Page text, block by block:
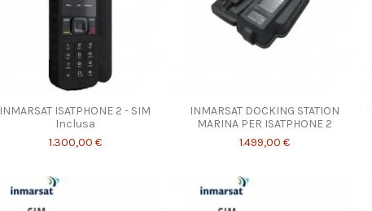
INMARSAT ISATPHONE 2 - SIM
Inclusa
1.300,00 €
INMARSAT DOCKING STATION
MARINA PER ISATPHONE 2
1.499,00 €